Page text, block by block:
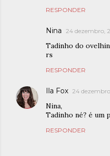
RESPONDER
Nina 24 dezembro,
Tadinho do
rs
RESPONDER
Ila Fox 24
Nina,
Tadinho né? é um
RESPONDER